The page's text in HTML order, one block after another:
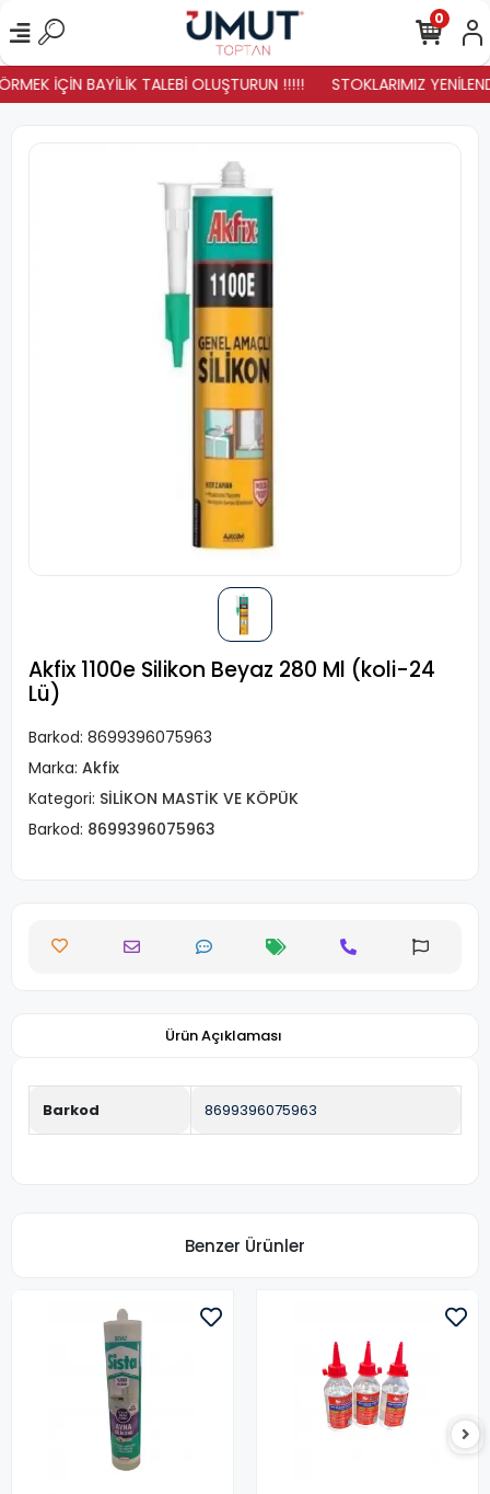
İÇİN BAYİLİK TALEBİ OLUŞTURUN !!!!! STOKLARIMIZ
0
Akfix 1100e Silikon Beyaz 280 Ml (koli-24
Lü)
Barkod: 8699396075963
Marka: Akfix
Kategori: SİLİKON MASTİK VE KÖPÜK
Barkod: 8699396075963
Ürün Açıklaması
Barkod 8699396075963
Benzer Ürünler